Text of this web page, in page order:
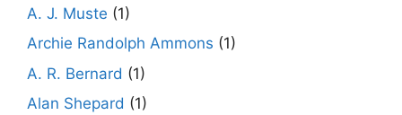
A. J. Muste (1)
Archie Randolph Ammons (1)
A. R. Bernard (1)
Alan Shepard (1)